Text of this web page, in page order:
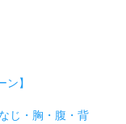
】
じ・胸・腹・背